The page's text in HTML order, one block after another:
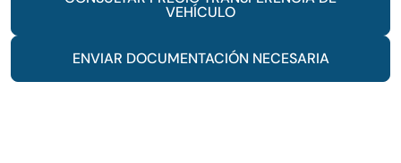
VEHÍCULO
ENVIAR DOCUMENTACIÓN NECESARIA